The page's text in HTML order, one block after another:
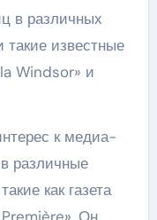
в различных
известные
Windsor» и
к медиа-
различные
как газета
Première». Он